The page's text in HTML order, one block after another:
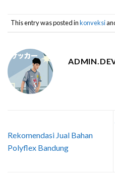
This entry was posted inkonveksi
Rekomendasi Jual Bahan
Polyflex Bandung